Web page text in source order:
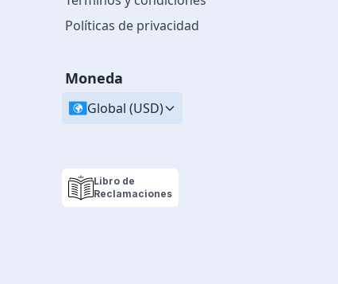
Políticas de privacidad
Moneda
Global (USD)
Libro de
Reclamaciones